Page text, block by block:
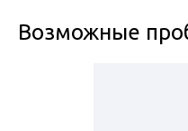
Возможные